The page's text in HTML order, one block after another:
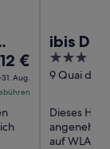
€
€
Aug.
ibis
3
out
5
9 Quai de
Dieses
auf WLAN-